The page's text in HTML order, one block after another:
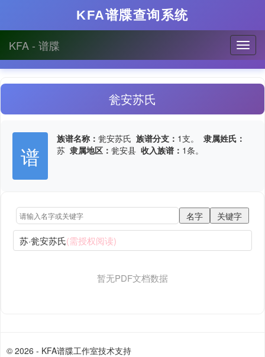
KFA谱牒查询系统
KFA - 谱牒
瓮安苏氏
谱
族谱名称： 瓮安苏氏 族谱分支： 1支。 隶属姓氏：
苏 隶属地区： 瓮安县 收入族谱： 1条。
苏·瓮安苏氏(需授权阅读)
暂无PDF文档数据
© 2026 - KFA谱牒工作室技术支持